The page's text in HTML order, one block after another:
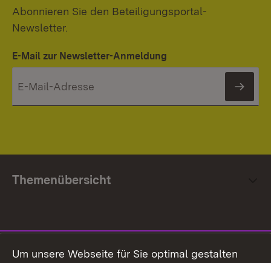
Abonnieren Sie den Beteiligungsportal-
Newsletter.
E-Mail zur Newsletter-Anmeldung
Themenübersicht
Um unsere Webseite für Sie optimal gestalten